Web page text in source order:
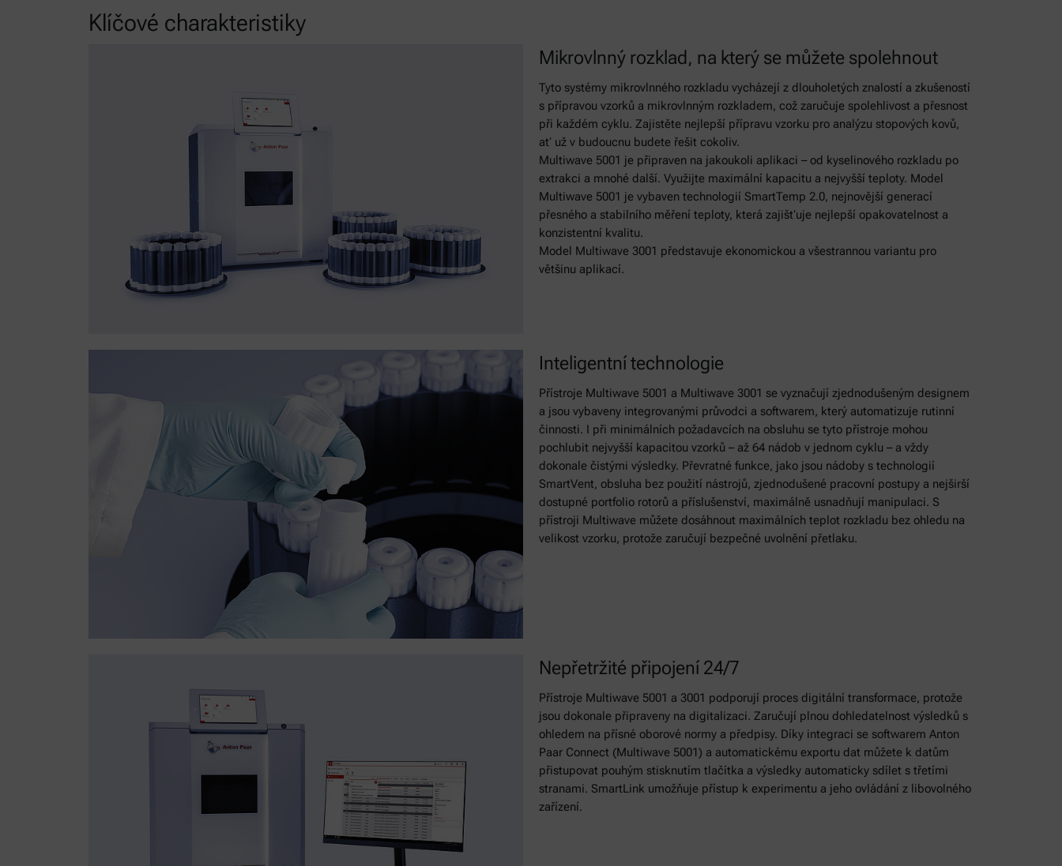
Klíčové charakteristiky
Mikrovlnný rozklad, na který se můžete spolehnout
Tyto systémy mikrovlnného rozkladu vycházejí z dlouholetých znalostí a zkušeností
s přípravou vzorků a mikrovlnným rozkladem, což zaručuje spolehlivost a přesnost
při každém cyklu. Zajistěte nejlepší přípravu vzorku pro analýzu stopových kovů,
ať už v budoucnu budete řešit cokoliv.
Multiwave 5001 je připraven na jakoukoli aplikaci – od kyselinového rozkladu po
extrakci a mnohé další. Využijte maximální kapacitu a nejvyšší teploty. Model
Multiwave 5001 je vybaven technologií SmartTemp 2.0, nejnovější generací
přesného a stabilního měření teploty, která zajišťuje nejlepší opakovatelnost a
konzistentní kvalitu.
Model Multiwave 3001 představuje ekonomickou a všestrannou variantu pro
většinu aplikací.
Inteligentní technologie
Přístroje Multiwave 5001 a Multiwave 3001 se vyznačují zjednodušeným designem
a jsou vybaveny integrovanými průvodci a softwarem, který automatizuje rutinní
činnosti. I při minimálních požadavcích na obsluhu se tyto přístroje mohou
pochlubit nejvyšší kapacitou vzorků – až 64 nádob v jednom cyklu – a vždy
dokonale čistými výsledky. Převratné funkce, jako jsou nádoby s technologií
SmartVent, obsluha bez použití nástrojů, zjednodušené pracovní postupy a nejširší
dostupné portfolio rotorů a příslušenství, maximálně usnadňují manipulaci. S
přístroji Multiwave můžete dosáhnout maximálních teplot rozkladu bez ohledu na
velikost vzorku, protože zaručují bezpečné uvolnění přetlaku.
Nepřetržité připojení 24/7
Přístroje Multiwave 5001 a 3001 podporují proces digitální transformace, protože
jsou dokonale připraveny na digitalizaci. Zaručují plnou dohledatelnost výsledků s
ohledem na přísné oborové normy a předpisy. Díky integraci se softwarem Anton
Paar Connect (Multiwave 5001) a automatickému exportu dat můžete k datům
přistupovat pouhým stisknutím tlačítka a výsledky automaticky sdílet s třetími
stranami. SmartLink umožňuje přístup k experimentu a jeho ovládání z libovolného
zařízení.